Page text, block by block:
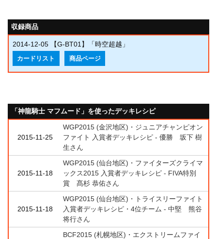
収録商品
2014-12-05 【G-BT01】「時空超越」
カードリスト 商品ページ
「神龍騎士 マフムード」を使ったデッキレシピ
2015-11-25
WGP2015 (金沢地区)・ジュニアチャンピオン
ファイト 入賞者デッキレシピ - 優勝 坂下 樹
生さん
2015-11-18
WGP2015 (仙台地区)・ファイターズクライマ
ックス2015 入賞者デッキレシピ - FIVA特別
賞 髙杉 恭佑さん
2015-11-18
WGP2015 (仙台地区)・トライスリーファイト
入賞者デッキレシピ・4位チーム - 中堅 熊谷
将行さん
BCF2015 (札幌地区)・エクストリームファイ